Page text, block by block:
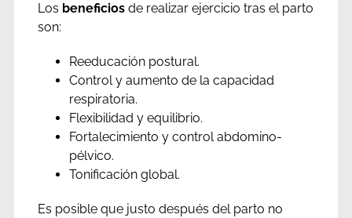
Los beneficios de realizar ejercicio tras el parto
son:
Reeducación postural.
Control y aumento de la capacidad
respiratoria.
Flexibilidad y equilibrio.
Fortalecimiento y control abdomino-
pélvico.
Tonificación global.
Es posible que justo después del parto no